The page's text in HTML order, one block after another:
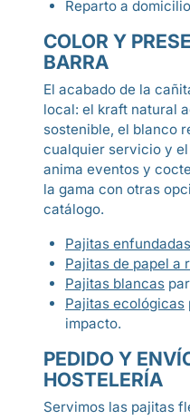
Reparto a
COLOR Y
BARRA
El acabado de la
local: el kraft natural
sostenible, el blanco
cualquier servicio y
anima eventos y
la gama con otras
catálogo.
Pajitas enfundadas
Pajitas de papel a
Pajitas blancas
Pajitas ecológicas
impacto.
PEDIDO Y
HOSTELERÍA
Servimos las pajitas